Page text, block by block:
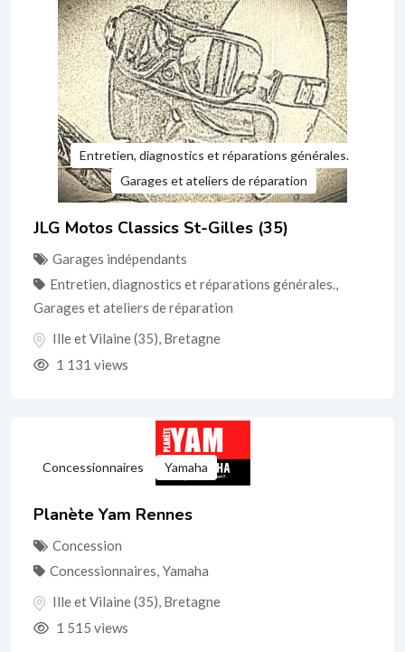
Entretien, diagnostics et réparations générales.
Garages et ateliers de réparation
JLG Motos Classics St-Gilles (35)
Garages indépendants
Entretien, diagnostics et réparations générales.,
Garages et ateliers de réparation
Ille et Vilaine (35), Bretagne
1 131 views
Concessionnaires Yamaha
Planète Yam Rennes
Concession
Concessionnaires, Yamaha
Ille et Vilaine (35), Bretagne
1 515 views